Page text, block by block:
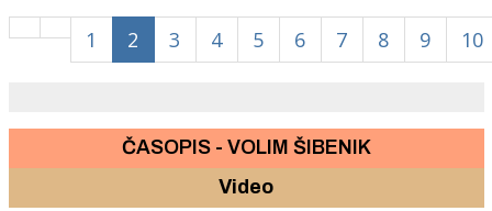
1 2 3 4 5 6 7 8 9 10
ČASOPIS - VOLIM ŠIBENIK
Video